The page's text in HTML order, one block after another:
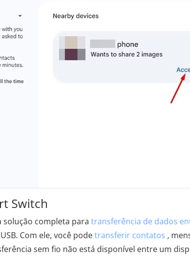
Switch
solução completa para transferência de dados
Com ele, você podetransferir contatos ,
sem fio não está disponível entre um